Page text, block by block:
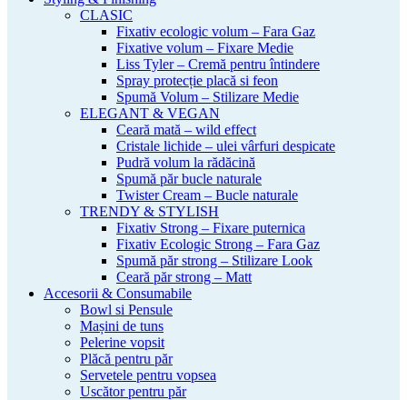
CLASIC
Fixativ ecologic volum – Fara Gaz
Fixative volum – Fixare Medie
Liss Tyler – Cremă pentru întindere
Spray protecție placă si feon
Spumă Volum – Stilizare Medie
ELEGANT & VEGAN
Ceară mată – wild effect
Cristale lichide – ulei vârfuri despicate
Pudră volum la rădăcină
Spumă păr bucle naturale
Twister Cream – Bucle naturale
TRENDY & STYLISH
Fixativ Strong – Fixare puternica
Fixativ Ecologic Strong – Fara Gaz
Spumă păr strong – Stilizare Look
Ceară păr strong – Matt
Accesorii & Consumabile
Bowl si Pensule
Mașini de tuns
Pelerine vopsit
Plăcă pentru păr
Servetele pentru vopsea
Uscător pentru păr